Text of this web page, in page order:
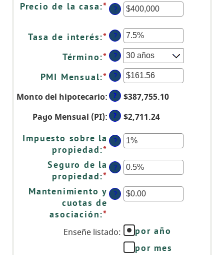
Precio de la casa:* Ingresa
un
monto
entre
$0
y
$250,000,000
?
Tasa de interés:* Ingresa
un
monto
entre
0%
y
50%
?
Término:* ?
PMI Mensual:* Ingresa
un
monto
entre
$0.00
y
$5,000.00
?
Monto del hipotecario: ?
$387,755.10
Pago Mensual (PI): ? $2,711.24
Impuesto sobre la
propiedad:* Ingresa
un
monto
entre
0%
?
Seguro de la
propiedad:* Ingresa
un
monto
y
10%
?
Mantenimiento y
cuotas de
asociación:*
un
monto
entre
?
Enseñe listado:
por año
por mes